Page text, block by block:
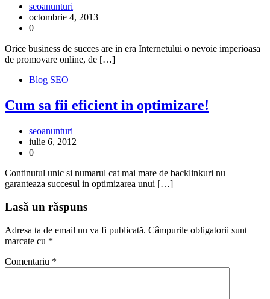
seoanunturi
octombrie 4, 2013
0
Orice business de succes are in era Internetului o nevoie imperioasa
de promovare online, de […]
Blog SEO
Cum sa fii eficient in optimizare!
seoanunturi
iulie 6, 2012
0
Continutul unic si numarul cat mai mare de backlinkuri nu
garanteaza succesul in optimizarea unui […]
Lasă un răspuns
Adresa ta de email nu va fi publicată. Câmpurile obligatorii sunt
marcate cu *
Comentariu *